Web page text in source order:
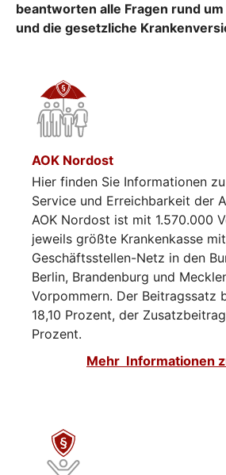
beantworten alle Fragen rund
und die gesetzliche
AOK Nordost
Hier finden Sie Informationen
Service und Erreichbarkeit der
AOK Nordost ist mit 1.570.000
jeweils größte Krankenkasse
Geschäftsstellen-Netz in den
Berlin, Brandenburg und
Vorpommern. Der Beitragssatz
18,10 Prozent, der
Prozent.
Mehr Informationen